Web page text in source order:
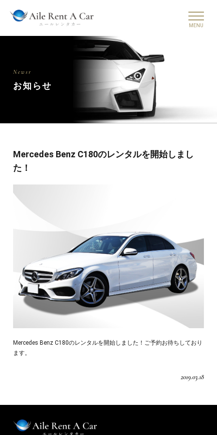
Newsr
お知らせ
Mercedes Benz C180のレンタルを開始しまし
た！
Mercedes Benz C180のレンタルを開始しました！ご予約お待ちしており
ます。
2019.03.18